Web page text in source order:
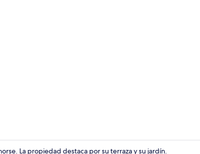
La propiedad destaca por su terraza y su jardín.